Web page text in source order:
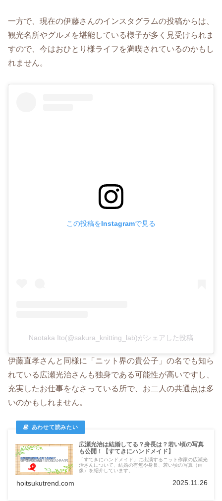
一方で、現在の伊藤さんのインスタグラムの投稿からは、
観光名所やグルメを堪能している様子が多く見受けられま
すので、今はおひとり様ライフを満喫されているのかもし
れません。
この投稿をInstagramで見る
Naotaka Ito(@sakura_knitting_lab)がシェアした投稿
伊藤直孝さんと同様に「ニット界の貴公子」の名でも知ら
れている広瀬光治さんも独身である可能性が高いですし、
充実したお仕事をなさっている所で、お二人の共通点は多
いのかもしれません。
広瀬光治は結婚してる？身長は？若い頃の写真
も公開！【すてきにハンドメイド】
「すてきにハンドメイド」に出演するニット作家の広瀬光
治さんについて、結婚の有無や身長、若い頃の写真（画
像）を紹介しています。
hoitsukutrend.com 2025.11.26